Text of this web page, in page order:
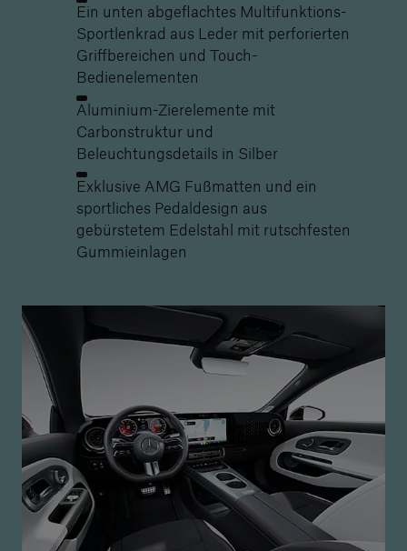
Ein unten abgeflachtes Multifunktions-
Sportlenkrad aus Leder mit perforierten
Griffbereichen und Touch-
Bedienelementen
Aluminium-Zierelemente mit
Carbonstruktur und
Beleuchtungsdetails in Silber
Exklusive AMG Fußmatten und ein
sportliches Pedaldesign aus
gebürstetem Edelstahl mit rutschfesten
Gummieinlagen